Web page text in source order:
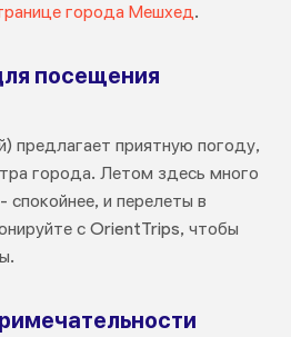
города Мешхед.
посещения
предлагает приятную погоду,
города. Летом здесь много
спокойнее, и перелеты в
с OrientTrips, чтобы